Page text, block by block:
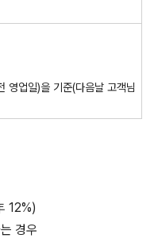
영업일)을 기준(다음날 고객님
12%)
경우